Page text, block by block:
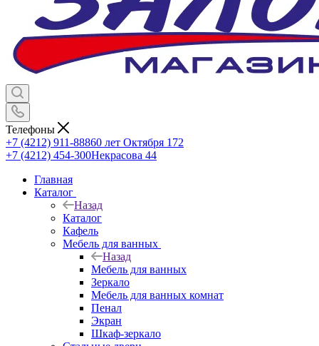
Телефоны
+7 (4212) 911-88860 лет Октября 172
+7 (4212) 454-300Некрасова 44
Главная
Каталог
Назад
Каталог
Кафель
Мебель для ванных
Назад
Мебель для ванных
Зеркало
Мебель для ванных комнат
Пенал
Экран
Шкаф-зеркало